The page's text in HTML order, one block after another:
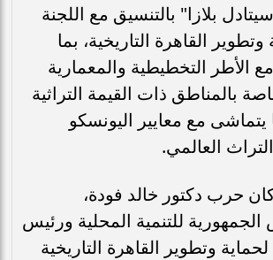
بلازا" بالتنسيق مع اللجنة
وتطوير القاهرة التاريخية، بما
الأطر التخطيطية والمعمارية
بالمناطق ذات القيمة التراثية
يتماشى مع معايير اليونسكو
العالمي.
حرب دكتور خالد فودة،
للتنمية المحلية ورئيس
لحماية وتطوير القاهرة التاريخية